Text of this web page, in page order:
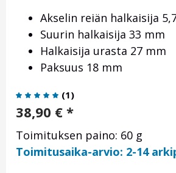
Akselin reiän halkaisija
Suurin halkaisija 33 mm
Halkaisija urasta 27 mm
Paksuus 18 mm
(1)
38,90 € *
Toimituksen paino: 60 g
Toimitusaika-arvio: 2-14